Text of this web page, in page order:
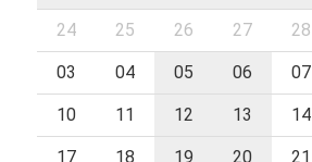
24 25 26 27 28
03 04 05 06 07
10 11 12 13 14
17 18 19 20 21